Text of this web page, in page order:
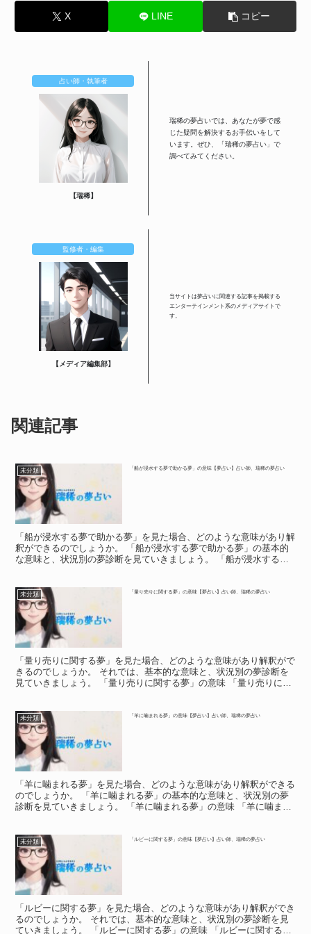
X LINE コピー
占い師・執筆者
【瑞稀】
瑞稀の夢占いでは、あなたが夢で感
じた疑問を解決するお手伝いをして
います。ぜひ、「瑞稀の夢占い」で
調べてみてください。
監修者・編集
【メディア編集部】
当サイトは夢占いに関連する記事を掲載する
エンターテインメント系のメディアサイトで
す。
関連記事
未分類 「船が浸水する夢で助かる夢」の意味【夢占い】占い師、瑞稀の夢占い
「船が浸水する夢で助かる夢」を見た場合、どのような意味があり解
釈ができるのでしょうか。 「船が浸水する夢で助かる夢」の基本的
な意味と、状況別の夢診断を見ていきましょう。 「船が浸水する夢
未分類 「量り売りに関する夢」の意味【夢占い】占い師、瑞稀の夢占い
「量り売りに関する夢」を見た場合、どのような意味があり解釈がで
きるのでしょうか。 それでは、基本的な意味と、状況別の夢診断を
見ていきましょう。 「量り売りに関する夢」の意味 「量り売りに関
未分類 「羊に噛まれる夢」の意味【夢占い】占い師、瑞稀の夢占い
「羊に噛まれる夢」を見た場合、どのような意味があり解釈ができる
のでしょうか。 「羊に噛まれる夢」の基本的な意味と、状況別の夢
診断を見ていきましょう。 「羊に噛まれる夢」の意味 「羊に噛まれ
未分類 「ルビーに関する夢」の意味【夢占い】占い師、瑞稀の夢占い
「ルビーに関する夢」を見た場合、どのような意味があり解釈ができ
るのでしょうか。 それでは、基本的な意味と、状況別の夢診断を見
ていきましょう。 「ルビーに関する夢」の意味 「ルビーに関する